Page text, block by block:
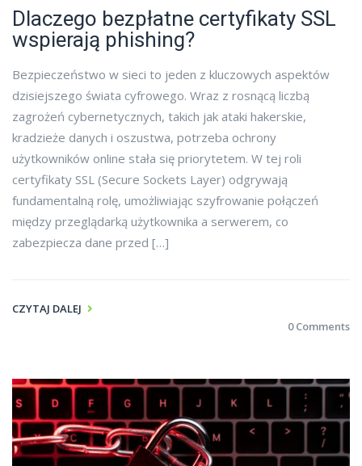
Dlaczego bezpłatne certyfikaty SSL
wspierają phishing?
Bezpieczeństwo w sieci to jeden z kluczowych aspektów
dzisiejszego świata cyfrowego. Wraz z rosnącą liczbą
zagrożeń cybernetycznych, takich jak ataki hakerskie,
kradzieże danych i oszustwa, potrzeba ochrony
użytkowników online stała się priorytetem. W tej roli
certyfikaty SSL (Secure Sockets Layer) odgrywają
fundamentalną rolę, umożliwiając szyfrowanie połączeń
między przeglądarką użytkownika a serwerem, co
zabezpiecza dane przed […]
CZYTAJ DALEJ
0 Comments